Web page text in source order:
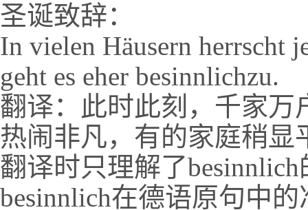
圣诞致辞：
In vielen Häusern herrscht
geht es eher besinnlichzu.
翻译：此时此刻，千家万
热闹非凡，有的家庭稍显
翻译时只理解了
besinnlich在德语原句中